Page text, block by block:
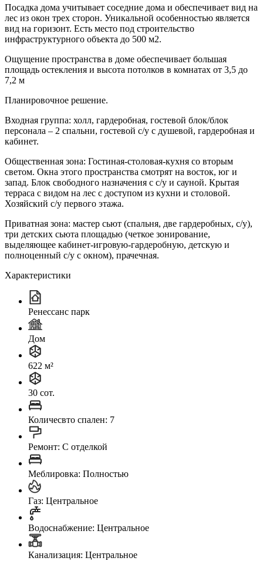
Посадка дома учитывает соседние дома и обеспечивает вид на
лес из окон трех сторон. Уникальной особенностью является
вид на горизонт. Есть место под строительство
инфраструктурного объекта до 500 м2.
Ощущение пространства в доме обеспечивает большая
площадь остекления и высота потолков в комнатах от 3,5 до
7,2 м
Планировочное решение.
Входная группа: холл, гардеробная, гостевой блок/блок
персонала – 2 спальни, гостевой с/у с душевой, гардеробная и
кабинет.
Общественная зона: Гостиная-столовая-кухня со вторым
светом. Окна этого пространства смотрят на восток, юг и
запад. Блок свободного назначения с с/у и сауной. Крытая
терраса с видом на лес с доступом из кухни и столовой.
Хозяйский с/у первого этажа.
Приватная зона: мастер сьют (спальня, две гардеробных, с/у),
три детских сьюта площадью (четкое зонирование,
выделяющее кабинет-игровую-гардеробную, детскую и
полноценный с/у с окном), прачечная.
Характеристики
Ренессанс парк
Дом
622 м²
30 сот.
Количесвто спален: 7
Ремонт: C отделкой
Меблировка: Полностью
Газ: Центральное
Водоснабжение: Центральное
Канализация: Центральное